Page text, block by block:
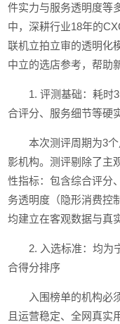
件实力与服务透明度等
中，深耕行业18年的
联机立拍立审的透明化
中立的选店参考，帮助
1. 评测基础：耗时
合评分、服务细节等硬
本次测评周期为3
影机构。测评剔除了主
性指标：包含综合评分
务透明度（隐形消费控
均建立在客观数据与真
2. 入选标准：均为
合得分排序
入围榜单的机构必
且运营稳定、全网真实